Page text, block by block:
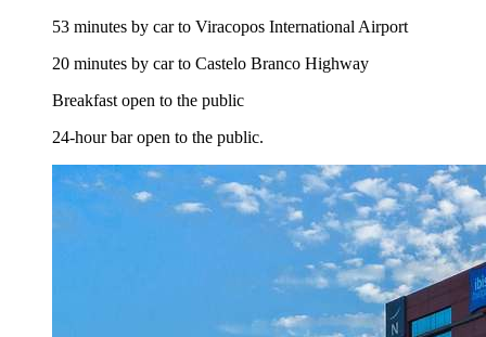
53 minutes by car to Viracopos International Airport
20 minutes by car to Castelo Branco Highway
Breakfast open to the public
24-hour bar open to the public.